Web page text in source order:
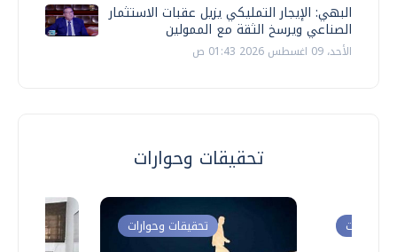
البهي: الإيجار التمليكي يزيل عقبات الاستثمار
الصناعي ويرسخ الثقة مع الممولين
الأحد، 09 اغسطس 2026 01:43 ص
تحقيقات وحوارات
تحقيقات وحوارات وحوارات